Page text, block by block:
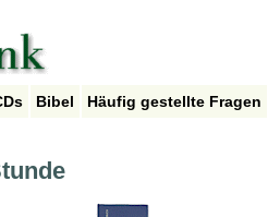
Bibel Häufig gestellte Fragen